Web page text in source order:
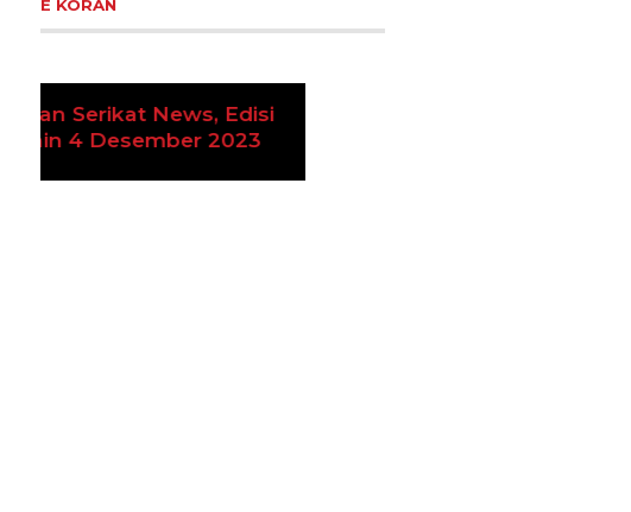
Ekoran Serikat News, Edisi
Kamis 9 November 2023
Previous Next